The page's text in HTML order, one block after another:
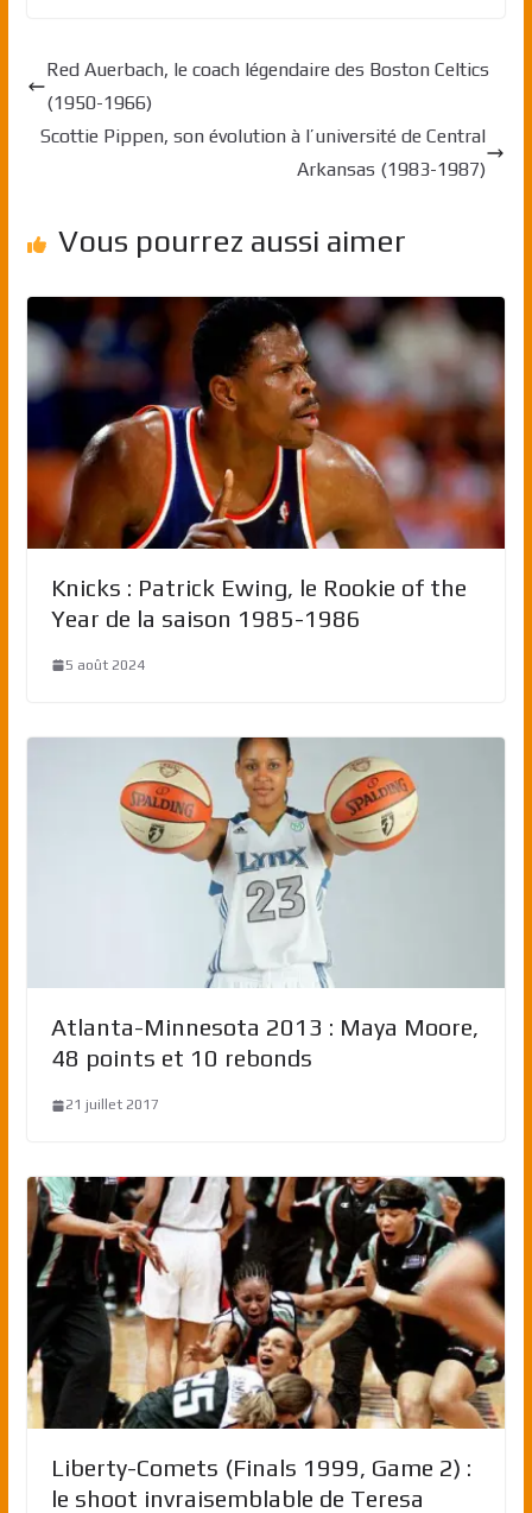
Red Auerbach, le coach légendaire des Boston Celtics
(1950-1966)
Scottie Pippen, son évolution à l’université de Central
Arkansas (1983-1987)
Vous pourrez aussi aimer
Knicks : Patrick Ewing, le Rookie of the
Year de la saison 1985-1986
5 août 2024
Atlanta-Minnesota 2013 : Maya Moore,
48 points et 10 rebonds
21 juillet 2017
Liberty-Comets (Finals 1999, Game 2) :
le shoot invraisemblable de Teresa